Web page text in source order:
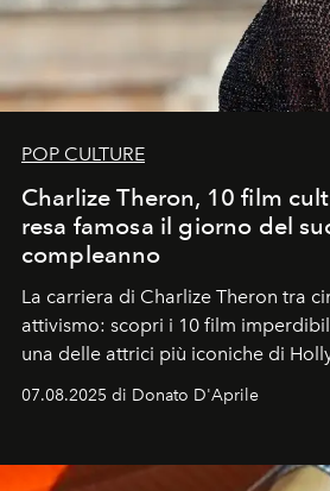
POP CULTURE
Charlize Theron, 10 film
resa famosa il giorno del
compleanno
La carriera di Charlize Theron tra
attivismo: scopri i 10 film
una delle attrici più iconiche di
07.08.2025 di Donato D'Aprile